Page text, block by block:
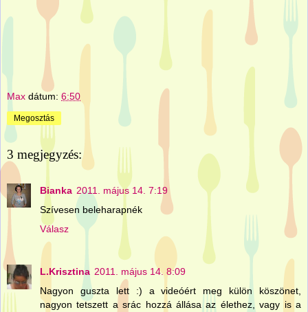
Max dátum: 6:50
Megosztás
3 megjegyzés:
Bianka 2011. május 14. 7:19
Szívesen beleharapnék
Válasz
L.Krisztina 2011. május 14. 8:09
Nagyon guszta lett :) a videóért meg külön köszönet,
nagyon tetszett a srác hozzá állása az élethez, vagy is a